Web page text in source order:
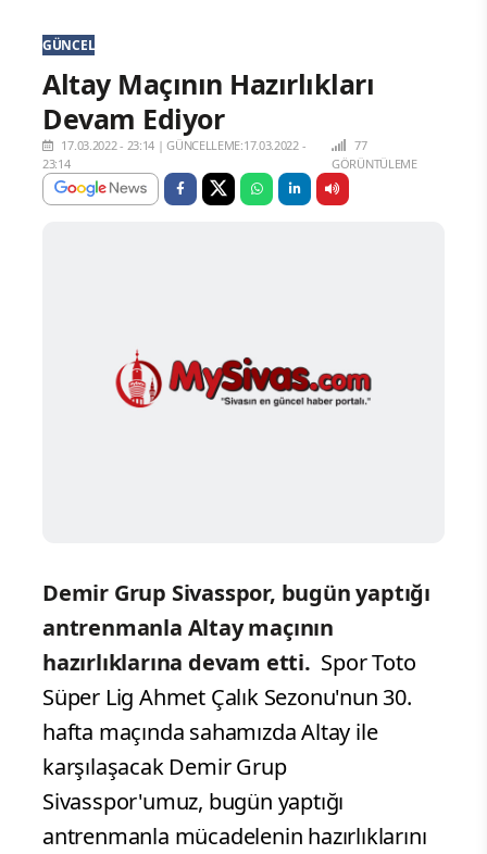
GÜNCEL
Altay Maçının Hazırlıkları
Devam Ediyor
17.03.2022 - 23:14 |GÜNCELLEME:17.03.2022 -
23:14
77
GÖRÜNTÜLEME
Demir Grup Sivasspor, bugün yaptığı
antrenmanla Altay maçının
hazırlıklarına devam etti. Spor Toto
Süper Lig Ahmet Çalık Sezonu'nun 30.
hafta maçında sahamızda Altay ile
karşılaşacak Demir Grup
Sivasspor'umuz, bugün yaptığı
antrenmanla mücadelenin hazırlıklarını